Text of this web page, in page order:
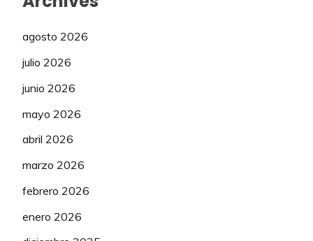
agosto 2026
julio 2026
junio 2026
mayo 2026
abril 2026
marzo 2026
febrero 2026
enero 2026